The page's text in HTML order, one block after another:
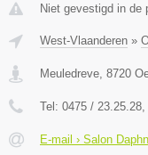
Niet gevestigd in de
West-Vlaanderen »
Meuledreve, 8720
Tel: 0475 / 23.25.28,
E-mail › Salon